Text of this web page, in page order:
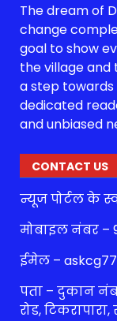
The dream of
change
goal to show
the village and
a step towards
dedicated
and unbiased
CONTACT US
न्यूज पोर्टल के
मोबाइल नंबर –
ईमेल –
पता – दुकान
रोड,